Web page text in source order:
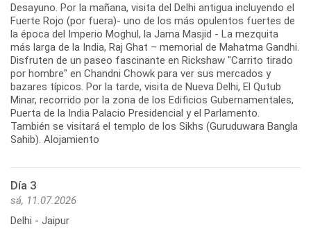
Desayuno. Por la mañana, visita del Delhi antigua incluyendo el
Fuerte Rojo (por fuera)- uno de los más opulentos fuertes de
la época del Imperio Moghul, la Jama Masjid - La mezquita
más larga de la India, Raj Ghat – memorial de Mahatma Gandhi.
Disfruten de un paseo fascinante en Rickshaw "Carrito tirado
por hombre" en Chandni Chowk para ver sus mercados y
bazares típicos. Por la tarde, visita de Nueva Delhi, El Qutub
Minar, recorrido por la zona de los Edificios Gubernamentales,
Puerta de la India Palacio Presidencial y el Parlamento.
También se visitará el templo de los Sikhs (Guruduwara Bangla
Sahib). Alojamiento
Día 3
sá, 11.07.2026
Delhi - Jaipur